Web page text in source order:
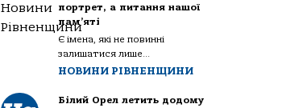
портрет, а питання нашої
пам’яті
Є імена, які не повинні
залишатися лише...
НОВИНИ РІВНЕНЩИНИ
Білий Орел летить додому